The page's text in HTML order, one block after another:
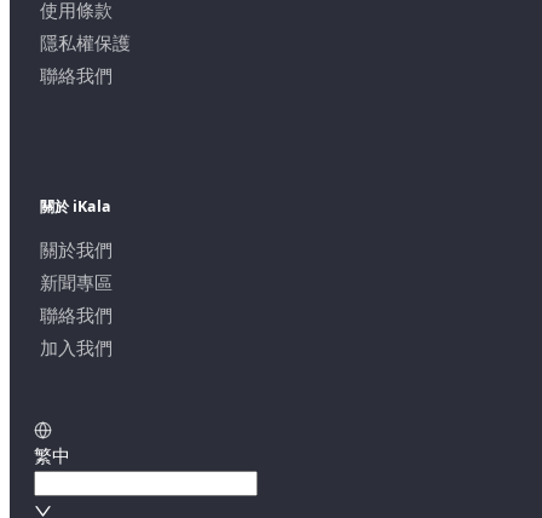
使用條款
隱私權保護
聯絡我們
關於 iKala
關於我們
新聞專區
聯絡我們
加入我們
繁中